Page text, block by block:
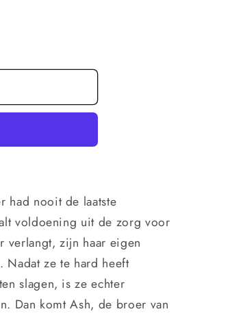
had nooit de laatste
voldoening uit de zorg voor
verlangt, zijn haar eigen
Nadat ze te hard heeft
slagen, is ze echter
Dan komt Ash, de broer van